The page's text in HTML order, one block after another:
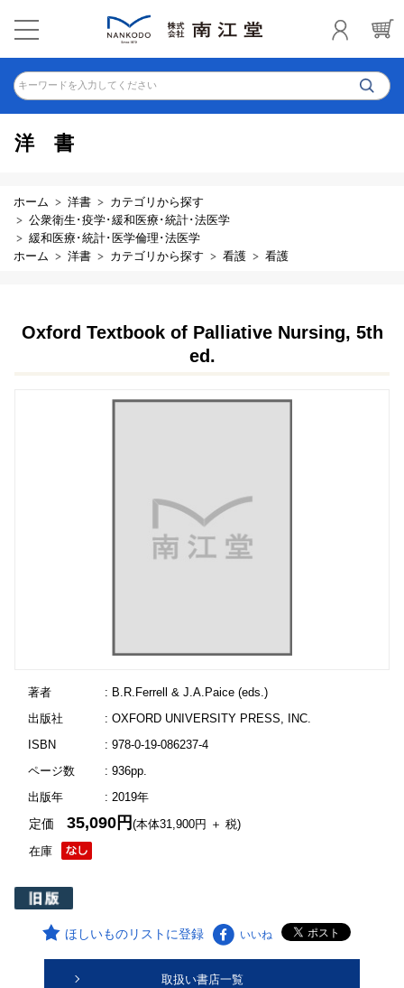
キーワードを入力してください
洋書
ホーム 洋書
カテゴリから探す
公衆衛生･疫学･緩和医療･統計･法医学
緩和医療･統計･医学倫理･法医学
ホーム
洋書 カテゴリから探す 看護 看護
Oxford Textbook of Palliative Nursing, 5th
ed.
著者
: B.R.Ferrell & J.A.Paice (eds.)
出版社
: OXFORD UNIVERSITY PRESS, INC.
ISBN
: 978-0-19-086237-4
ページ数
: 936pp.
出版年
: 2019年
在庫
定価35,090円(本体31,900円 ＋ 税)
ほしいものリストに登録 いいね
取扱い書店一覧